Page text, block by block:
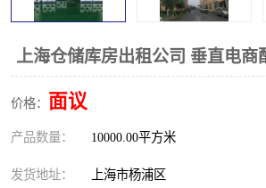
上海仓储库房出租公司 垂直电商
价格： 面议
产品数量： 10000.00平方米
发货地址： 上海市杨浦区